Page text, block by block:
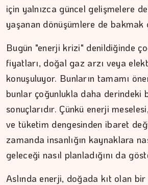
için yalnızca güncel gelişmelere
yaşanan dönüşümlere de bakmak
Bugün "enerji krizi" denildiğinde
fiyatları, doğal gaz arzı veya
konuşuluyor. Bunların tamamı
bunlar çoğunlukla daha derindeki
sonuçlarıdır. Çünkü enerji
ve tüketim dengesinden ibaret
zamanda insanlığın kaynaklara
geleceği nasıl planladığını da
Aslında enerji, doğada kıt olan
MEZİN DEDEYİ
Cebimiz, yalnızca cebimizi…